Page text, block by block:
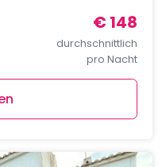
€ 148
durchschnittlich
pro Nacht